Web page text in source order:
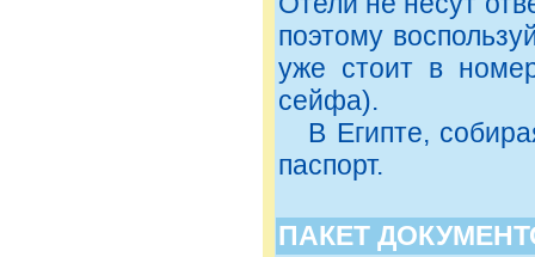
поэтому
уже стоит в
сейфа).
В Египте,
паспорт.
ПАКЕТ